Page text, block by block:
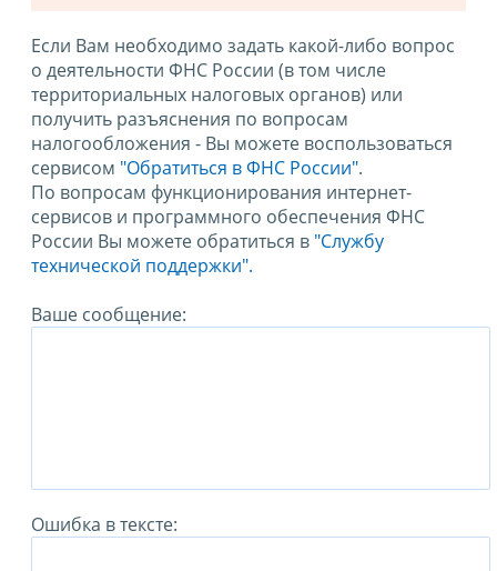
Если Вам необходимо задать какой-либо вопрос
о деятельности ФНС России (в том числе
территориальных налоговых органов) или
получить разъяснения по вопросам
налогообложения - Вы можете воспользоваться
сервисом "Обратиться в ФНС России".
По вопросам функционирования интернет-
сервисов и программного обеспечения ФНС
России Вы можете обратиться в "Службу
технической поддержки".
Ваше сообщение:
Ошибка в тексте: